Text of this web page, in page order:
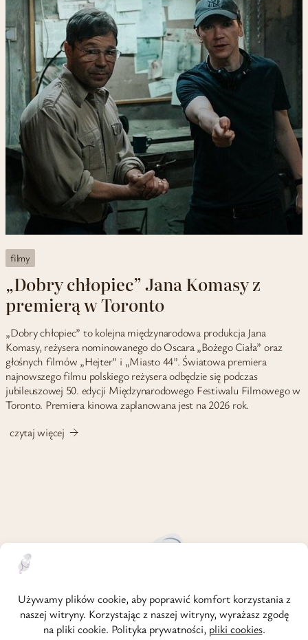
filmy
„Dobry chłopiec” Jana Komasy z
premierą w Toronto
„Dobry chłopiec” to kolejna międzynarodowa produkcja Jana
Komasy, reżysera nominowanego do Oscara „Bożego Ciała” oraz
głośnych filmów „Hejter” i „Miasto 44”. Światowa premiera
najnowszego filmu polskiego reżysera odbędzie się podczas
jubileuszowej 50. edycji Międzynarodowego Festiwalu Filmowego w
Toronto. Premiera kinowa zaplanowana jest na 2026 rok.
czytaj więcej
strona główna o mnie
regulamin